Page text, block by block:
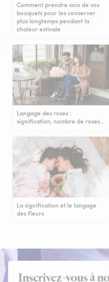
Comment prendre soin de vos
bouquets pour les conserver
plus longtemps pendant la
chaleur estivale
Langage des roses :
signification, nombre de roses…
La signification et le langage
des fleurs
Inscrivez-vous à